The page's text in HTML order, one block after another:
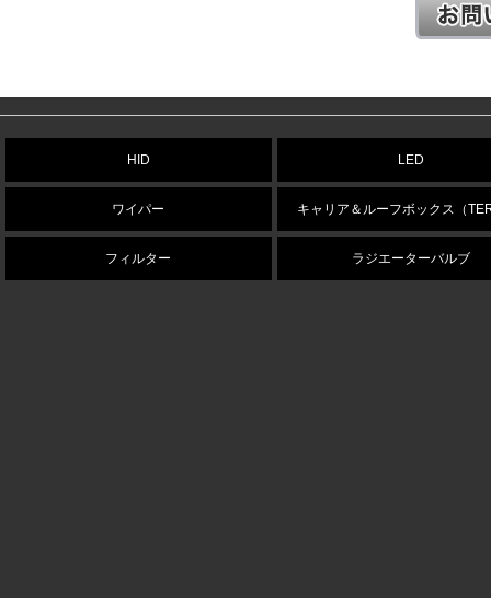
HID LED
ワイパー キャリア＆ルーフボックス（
フィルター ラジエーターバルブ